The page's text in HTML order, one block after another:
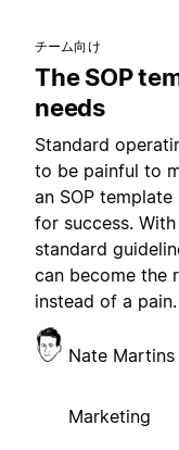
チーム向け
The SOP
needs
Standard
to be painful to
an SOP
for success.
standard
can become the
instead of a pain.
Nate Martins
Marketing